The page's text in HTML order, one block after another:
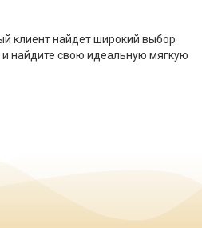
клиент найдет широкий выбор
и найдите свою идеальную мягкую